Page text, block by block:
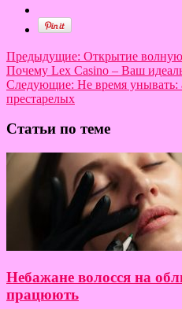
Предыдущие: Открытие
Почему Lex Casino – Ваш
Следующие: Не время унывать:
престарелых
Статьи по теме
Небажане волосся на
працюють